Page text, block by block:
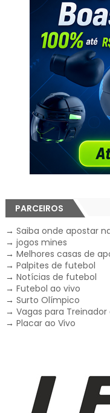
PARCEIROS
→ Saiba onde apostar
→ jogos mines
→ Melhores casas de
→ Palpites de futebol
→ Notícias de futebol
→ Futebol ao vivo
→ Surto Olímpico
→ Vagas para Treinador
→ Placar ao Vivo